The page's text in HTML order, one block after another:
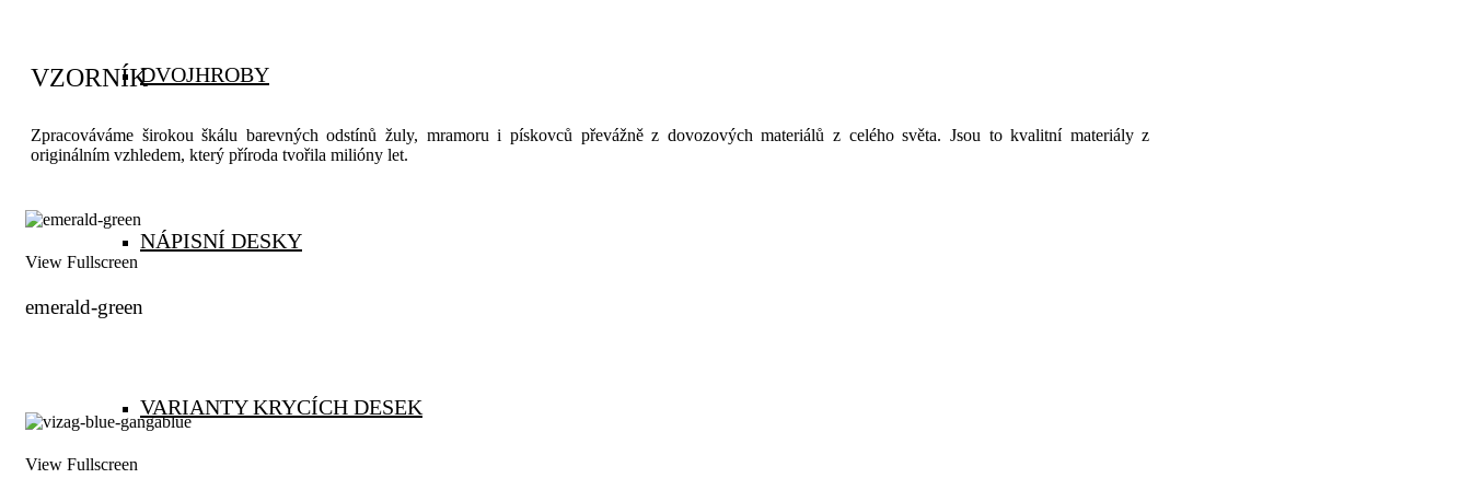
DVOJHROBY
NÁPISNÍ DESKY
VARIANTY KRYCÍCH DESEK
VZORNÍK
Zpracováváme širokou škálu barevných odstínů žuly, mramoru i pískovců převážně z dovozových materiálů z celého světa. Jsou to kvalitní materiály z
originálním vzhledem, který příroda tvořila milióny let.
View Fullscreen
emerald-green
View Fullscreen